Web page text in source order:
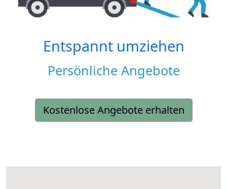
Entspannt umziehen
Persönliche Angebote
Kostenlose Angebote erhalten